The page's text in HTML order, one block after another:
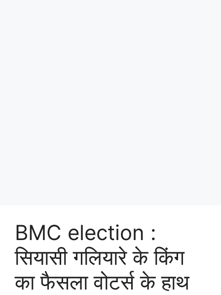
BMC election :
सियासी गलियारे के किंग
का फैसला वोटर्स के हाथ